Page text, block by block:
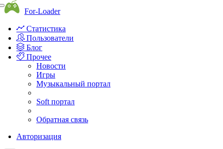
Toggle
navigation
For-Loader
Статистика
Пользователи
Блог
Прочее
Новости
Игры
Музыкальный портал
Soft портал
Обратная связь
Авторизация